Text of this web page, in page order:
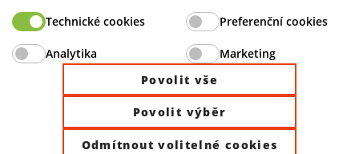
Ministry of Industry and Trade of the Czech Republic
© 2026 Domat Control System s.r.o. |
All rights reserved |
Technické cookies Preferenční cookies
Analytika
Marketing
Povolit vše
Povolit výběr
Odmítnout volitelné cookies